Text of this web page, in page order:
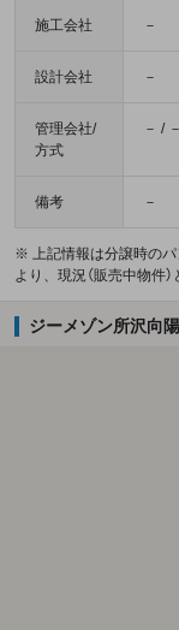
施工会社 －
設計会社 －
管理会社/
方式
－ / －
備考 －
※ 上記情報は分譲時の
より、現況（販売中物件
ジーメゾン所沢向